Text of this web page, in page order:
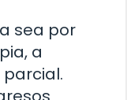
sea por
a